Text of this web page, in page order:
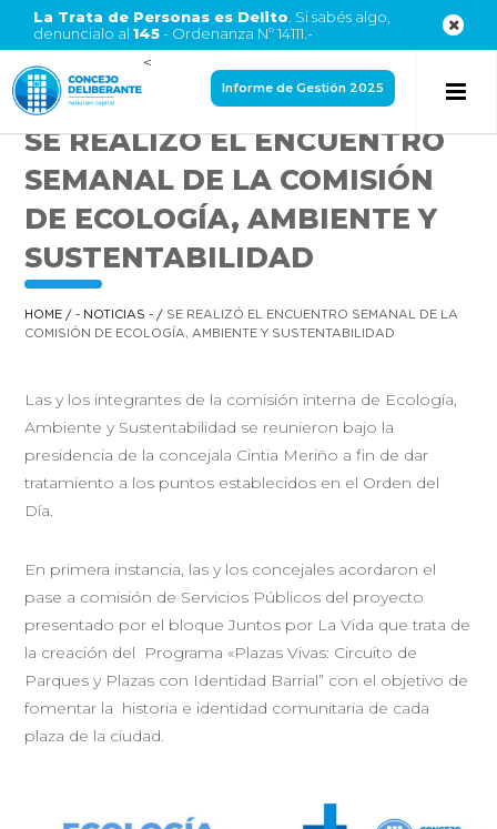
La Trata de Personas es Delito . Si sabés algo,
denuncialo al 145- Ordenanza Nº 14111.-
<
Informe de Gestión 2025
SE REALIZÓ EL ENCUENTRO
SEMANAL DE LA COMISIÓN
DE ECOLOGÍA, AMBIENTE Y
SUSTENTABILIDAD
HOME /- NOTICIAS - / SE REALIZÓ EL ENCUENTRO SEMANAL DE LA
COMISIÓN DE ECOLOGÍA, AMBIENTE Y SUSTENTABILIDAD
Las y los integrantes de la comisión interna de Ecología,
Ambiente y Sustentabilidad se reunieron bajo la
presidencia de la concejala Cintia Meriño a fin de dar
tratamiento a los puntos establecidos en el Orden del
Día.
En primera instancia, las y los concejales acordaron el
pase a comisión de Servicios Públicos del proyecto
presentado por el bloque Juntos por La Vida que trata de
la creación del Programa «Plazas Vivas: Circuito de
Parques y Plazas con Identidad Barrial” con el objetivo de
fomentar la historia e identidad comunitaria de cada
plaza de la ciudad.